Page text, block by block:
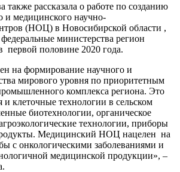
также рассказала о работе по созданию
и медицинского научно-
(НОЦ) в Новосибирской области ,
министерства регион
первой половине 2020 года.
на формирование научного и
мирового уровня по приоритетным
комплекса региона. Это
и клеточные технологии в сельском
биотехнологии, органическое
технологии, приборы
Медицинский НОЦ нацелен на
с онкологическими заболеваниями и
медицинской продукции», –